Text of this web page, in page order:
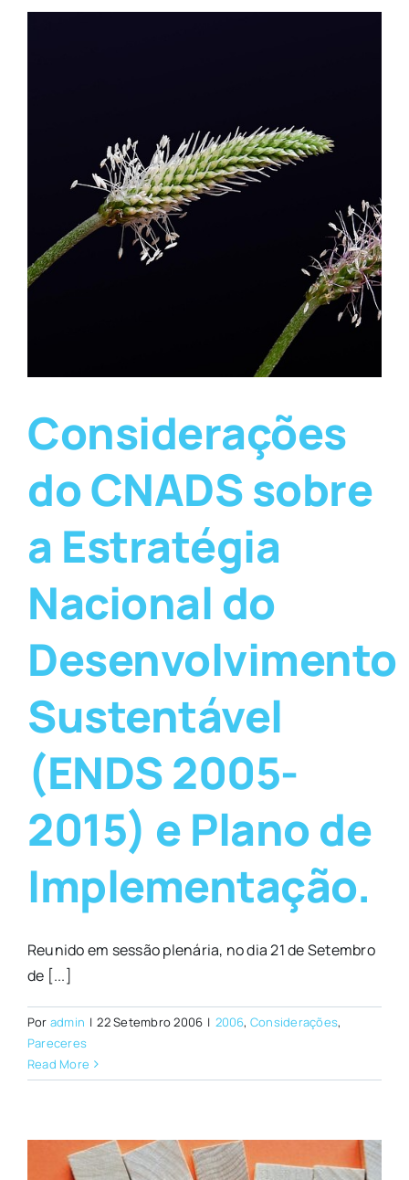
Considerações
do CNADS sobre
a Estratégia
Nacional do
Desenvolvimento
Sustentável
(ENDS 2005-
2015) e Plano de
Implementação.
Reunido em sessão plenária, no dia 21 de Setembro
de [...]
Por admin | 22 Setembro 2006 | 2006, Considerações,
Pareceres
Read More